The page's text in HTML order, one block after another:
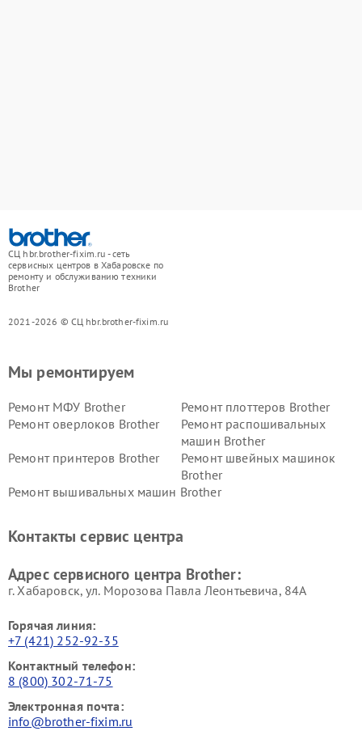
СЦ hbr.brother-fixim.ru - сеть
сервисных центров в Хабаровске по
ремонту и обслуживанию техники
Brother
2021-2026 © СЦ hbr.brother-fixim.ru
Мы ремонтируем
Ремонт МФУ Brother
Ремонт плоттеров Brother
Ремонт оверлоков Brother
Ремонт распошивальных
машин Brother
Ремонт принтеров Brother
Ремонт швейных машинок
Brother
Ремонт вышивальных машин Brother
Контакты сервис центра
Адрес сервисного центра Brother:
г. Хабаровск, ул. Морозова Павла Леонтьевича, 84А
Горячая линия:
+7 (421) 252-92-35
Контактный телефон:
8 (800) 302-71-75
Электронная почта:
info@brother-fixim.ru